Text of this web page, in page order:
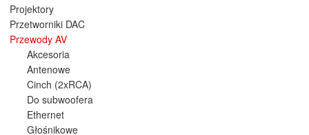
Projektory
Przetworniki DAC
Przewody AV
Akcesoria
Antenowe
Cinch (2xRCA)
Do subwoofera
Ethernet
Głośnikowe